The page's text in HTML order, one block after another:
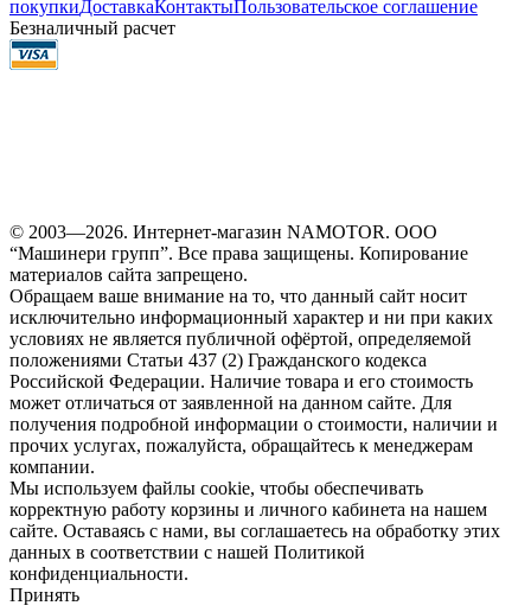
покупкиДоставкаКонтактыПользовательское соглашение
Безналичный расчет
© 2003—2026. Интернет-магазин NAMOTOR. ООО
“Машинери групп”. Все права защищены. Копирование
материалов сайта запрещено.
Обращаем ваше внимание на то, что данный сайт носит
исключительно информационный характер и ни при каких
условиях не является публичной офёртой, определяемой
положениями Статьи 437 (2) Гражданского кодекса
Российской Федерации. Наличие товара и его стоимость
может отличаться от заявленной на данном сайте. Для
получения подробной информации о стоимости, наличии и
прочих услугах, пожалуйста, обращайтесь к менеджерам
компании.
Мы используем файлы cookie, чтобы обеспечивать
корректную работу корзины и личного кабинета на нашем
сайте. Оставаясь с нами, вы соглашаетесь на обработку этих
данных в соответствии с нашей Политикой
конфиденциальности.
Принять